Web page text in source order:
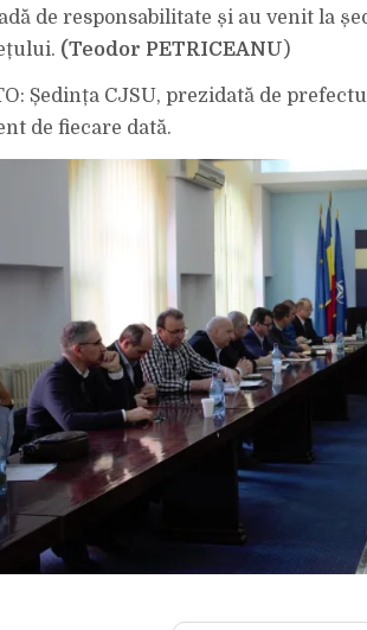
de responsabilitate și au venit la
(Teodor PETRICEANU)
Ședința CJSU, prezidată de
de fiecare dată.